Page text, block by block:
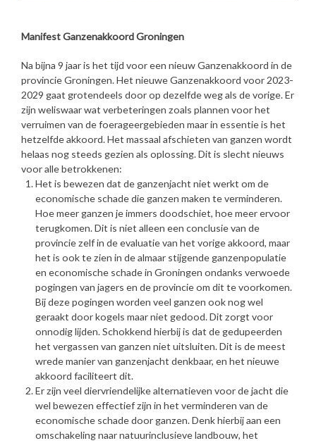
Manifest Ganzenakkoord Groningen
Na bijna 9 jaar is het tijd voor een nieuw Ganzenakkoord in de
provincie Groningen. Het nieuwe Ganzenakkoord voor 2023-
2029 gaat grotendeels door op dezelfde weg als de vorige. Er
zijn weliswaar wat verbeteringen zoals plannen voor het
verruimen van de foerageergebieden maar in essentie is het
hetzelfde akkoord. Het massaal afschieten van ganzen wordt
helaas nog steeds gezien als oplossing. Dit is slecht nieuws
voor alle betrokkenen:
Het is bewezen dat de ganzenjacht niet werkt om de
economische schade die ganzen maken te verminderen.
Hoe meer ganzen je immers doodschiet, hoe meer ervoor
terugkomen. Dit is niet alleen een conclusie van de
provincie zelf in de evaluatie van het vorige akkoord, maar
het is ook te zien in de almaar stijgende ganzenpopulatie
en economische schade in Groningen ondanks verwoede
pogingen van jagers en de provincie om dit te voorkomen.
Bij deze pogingen worden veel ganzen ook nog wel
geraakt door kogels maar niet gedood. Dit zorgt voor
onnodig lijden. Schokkend hierbij is dat de gedupeerden
het vergassen van ganzen niet uitsluiten. Dit is de meest
wrede manier van ganzenjacht denkbaar, en het nieuwe
akkoord faciliteert dit.
Er zijn veel diervriendelijke alternatieven voor de jacht die
wel bewezen effectief zijn in het verminderen van de
economische schade door ganzen. Denk hierbij aan een
omschakeling naar natuurinclusieve landbouw, het